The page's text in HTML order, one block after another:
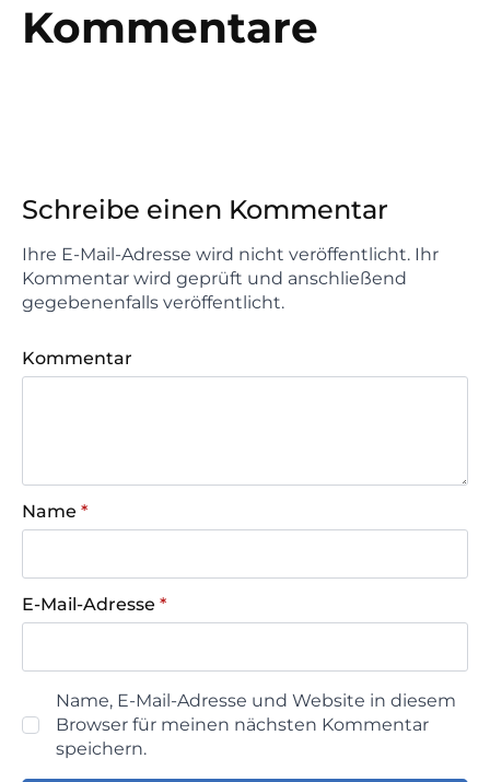
Kommentare
Schreibe einen Kommentar
Ihre E-Mail-Adresse wird nicht veröffentlicht. Ihr
Kommentar wird geprüft und anschließend
gegebenenfalls veröffentlicht.
Kommentar
Name *
E-Mail-Adresse *
Name, E-Mail-Adresse und Website in diesem
Browser für meinen nächsten Kommentar
speichern.